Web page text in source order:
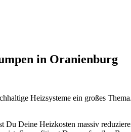
in Oranienburg
Heizsysteme ein großes
Du Deine Heizkosten massiv